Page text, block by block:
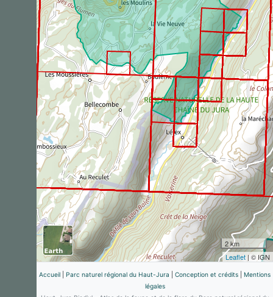
Rougequeue noir
Phoenicurus ochruros(S. G.
Gmelin, 1774)
1observation
Dernière observation en 2023 Fiche espèce
Pinson des arbres
Fringilla coelebsLinnaeus,
1758
1observation
Dernière observation en2023 Fiche espèce
Serin cini
Serinus serinus(Linnaeus,
1766)
1observation
Dernière observation en2023 Fiche espèce
Chardonneret élégant
Carduelis carduelis
(Linnaeus, 1758)
1observation
Dernière observation en
2 km
Leaflet | © IGN
Accueil Parc naturel régional du Haut-Jura Conception et crédits
Mentions
légales